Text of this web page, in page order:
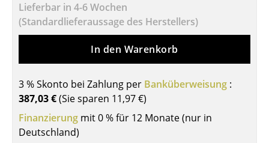
Esstische
Couchtische
Schreibtische
Sekretäre & PC-Tische
Konferenztische
Lieferbar in 4-6 Wochen
(Standardlieferaussage des Herstellers)
In den Warenkorb
3 % Skonto bei Zahlung per Banküberweisung :
387,03 €(Sie sparen 11,97 €)
Finanzierung mit 0 % für 12 Monate (nur in
Deutschland)